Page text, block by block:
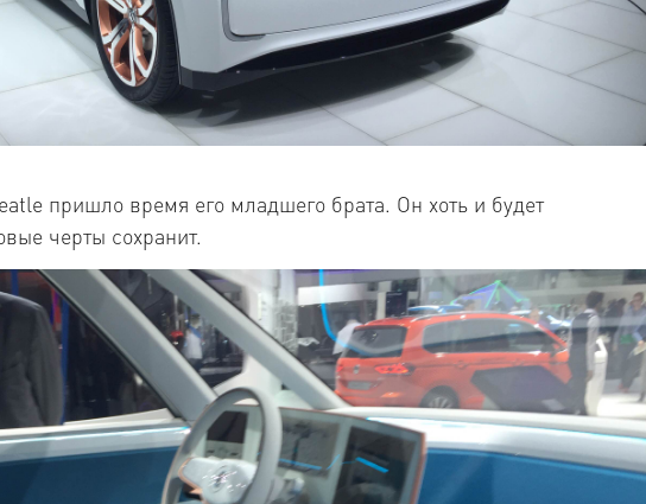
пришло время его младшего брата. Он хоть и будет
черты сохранит.